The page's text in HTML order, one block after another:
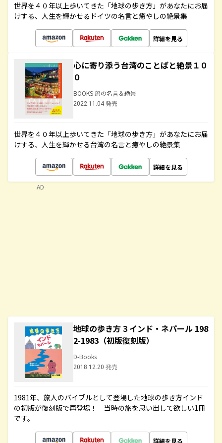
世界を４０年以上歩いてきた「地球の歩き方」があなたにお届
けする、人生を輝かせるドイツの名言と癒やしの絶景集
詳細を見る
心に寄り添う台湾のことばと絶景１０
０
BOOKS 旅の名言＆絶景
2022.11.04 発売
世界を４０年以上歩いてきた「地球の歩き方」があなたにお届
けする、人生を輝かせる台湾の名言と癒やしの絶景集
詳細を見る
地球の歩き方 3 インド・ネパール 198
2-1983（初版復刻版）
D-Books
2018.12.20 発売
1981年、旅人のバイブルとして登場した地球の歩き方インド
の初版が復刻版で再登場！ 当時の旅を思い出して欲しい1冊
です。
詳細を見る
AD